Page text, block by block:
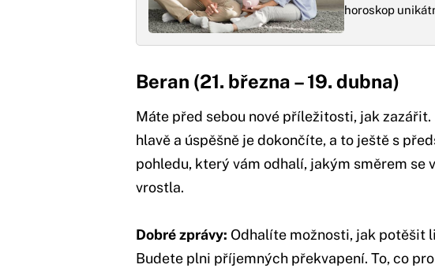
horoskop
Beran (21. března – 19. dubna)
Máte před sebou nové příležitosti, jak
hlavě a úspěšně je dokončíte, a to ještě s
pohledu, který vám odhalí, jakým směrem se
vrostla.
Dobré zprávy: Odhalíte možnosti, jak potěšit
Budete plni příjemných překvapení. To, co